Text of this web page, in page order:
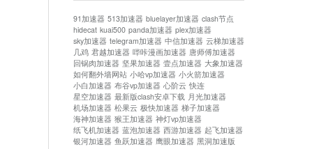
91加速器 513加速器 bluelayer加速器 clash节点
hidecat kuai500 panda加速器 plex加速器
sky加速器 telegram加速器 中信加速器 云梯加速器
几鸡 君越加速器 哔咔漫画加速器 唐师傅加速器
回锅肉加速器 坚果加速器 壹点加速器 大象加速器
如何翻外墙网站 小哈vp加速器 小火箭加速器
小白加速器 布谷vp加速器 心阶云 快连
星空加速器 最新版clash安卓下载 月光加速器
机场加速器 松果云 极快加速器 梯子加速器
海神加速器 猴王加速器 神灯vp加速器
纸飞机加速器 蓝泡加速器 西游加速器 起飞加速器
银河加速器 鱼跃加速器 鹰眼加速器 黑洞加速版